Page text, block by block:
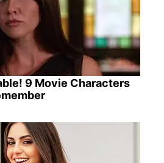
9 Movie Characters